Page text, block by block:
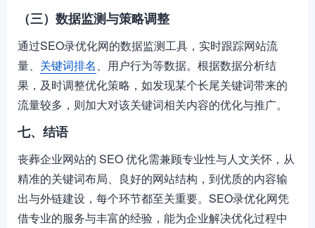
（三）数据监测与策略调整
通过SEO录优化网的数据监测工具，实时跟踪网站流
量、 关键词排名、用户行为等数据。根据数据分析结
果，及时调整优化策略，如发现某个长尾关键词带来的
流量较多，则加大对该关键词相关内容的优化与推广。
七、结语
丧葬企业网站的 SEO 优化需兼顾专业性与人文关怀，从
精准的关键词布局、良好的网站结构，到优质的内容输
出与外链建设，每个环节都至关重要。SEO录优化网凭
借专业的服务与丰富的经验，能为企业解决优化过程中